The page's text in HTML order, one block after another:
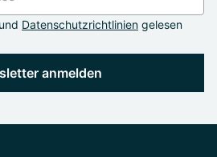
und Datenschutzrichtlinien gelesen
anmelden